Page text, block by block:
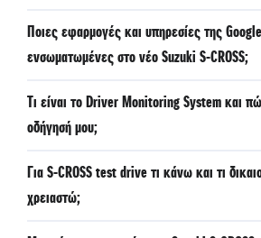
Ποιες εφαρμογές και υπηρεσίες της
ενσωματωμένες στο νέο Suzuki S-CROSS;
Τι είναι το Driver Monitoring System και
οδήγησή μου;
Για S-CROSS test drive τι κάνω και τι
χρειαστώ;